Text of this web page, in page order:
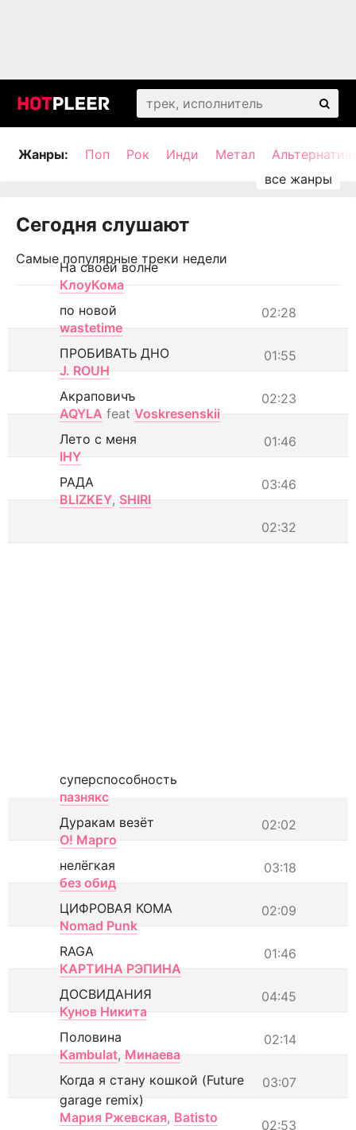
Жанры: Поп Рок Инди Метал
Сегодня слушают
Самые популярные треки недели
На своей волне
КлоуКома
02:28
по новой
wastetime
01:55
ПРОБИВАТЬ ДНО
J. ROUH
02:23
Акраповичъ
AQYLA feat Voskresenskii
01:46
Лето с меня
IHY
03:46
РАДА
BLIZKEY, SHIRI
02:32
суперспособность
пазнякс
02:02
Дуракам везёт
О! Марго
03:18
нелёгкая
без обид
02:09
ЦИФРОВАЯ КОМА
Nomad Punk
01:46
RAGA
КАРТИНА РЭПИНА
04:45
ДОСВИДАНИЯ
Кунов Никита
02:14
Половина
Kambulat, Минаева
03:07
Когда я стану кошкой (Future
garage remix)
Мария Ржевская, Batisto
02:53